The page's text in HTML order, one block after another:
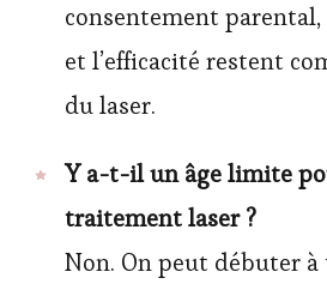
consentement
et l’efficacité restent
du laser.
Y a-t-il un âge limite
traitement laser ?
Non. On peut débuter à